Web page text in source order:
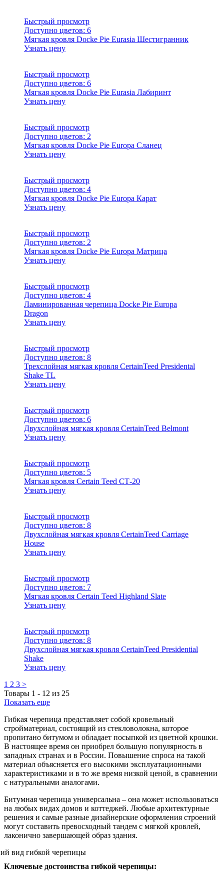
Быстрый просмотр
Доступно цветов: 6
Мягкая кровля Docke Pie Eurasia Шестигранник
Узнать цену
Быстрый просмотр
Доступно цветов: 6
Мягкая кровля Docke Pie Eurasia Лабиринт
Узнать цену
Быстрый просмотр
Доступно цветов: 2
Мягкая кровля Docke Pie Europa Сланец
Узнать цену
Быстрый просмотр
Доступно цветов: 4
Мягкая кровля Docke Pie Europa Карат
Узнать цену
Быстрый просмотр
Доступно цветов: 2
Мягкая кровля Docke Pie Europa Матрица
Узнать цену
Быстрый просмотр
Доступно цветов: 4
Ламинированная черепица Docke Pie Europa
Dragon
Узнать цену
Быстрый просмотр
Доступно цветов: 8
Трехслойная мягкая кровля CertainTeed Presidental
Shake TL
Узнать цену
Быстрый просмотр
Доступно цветов: 6
Двухслойная мягкая кровля CertainTeed Belmont
Узнать цену
Быстрый просмотр
Доступно цветов: 5
Мягкая кровля Certain Teed СТ-20
Узнать цену
Быстрый просмотр
Доступно цветов: 8
Двухслойная мягкая кровля CertainTeed Carriage
House
Узнать цену
Быстрый просмотр
Доступно цветов: 7
Мягкая кровля Certain Teed Highland Slate
Узнать цену
Быстрый просмотр
Доступно цветов: 8
Двухслойная мягкая кровля CertainTeed Presidential
Shake
Узнать цену
1 2 3 >
Товары 1 - 12 из 25
Показать еще
Гибкая черепица представляет собой кровельный
стройматериал, состоящий из стекловолокна, которое
пропитано битумом и обладает посыпкой из цветной крошки.
В настоящее время он приобрел большую популярность в
западных странах и в России. Повышение спроса на такой
материал объясняется его высокими эксплуатационными
характеристиками и в то же время низкой ценой, в сравнении
с натуральными аналогами.
Битумная черепица универсальна – она может использоваться
на любых видах домов и коттеджей. Любые архитектурные
решения и самые разные дизайнерские оформления строений
могут составить превосходный тандем с мягкой кровлей,
лаконично завершающей образ здания.
Ключевые достоинства гибкой черепицы: